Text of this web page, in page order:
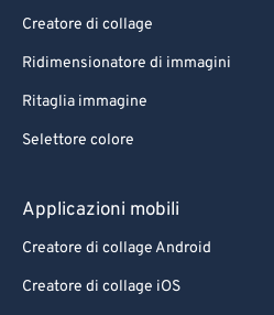
Creatore di collage
Ridimensionatore di immagini
Ritaglia immagine
Selettore colore
Applicazioni mobili
Creatore di collage Android
Creatore di collage iOS